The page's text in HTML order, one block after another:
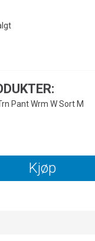
Pant Wrm W Sort M
Kjøp